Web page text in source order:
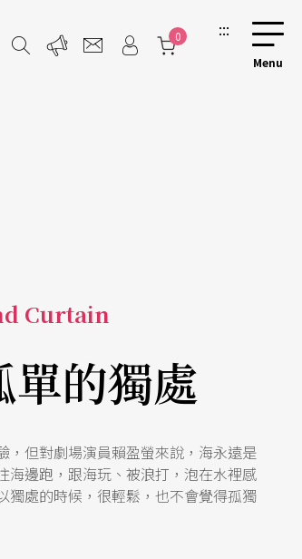
0 :::
Curtain
單的獨處
，但對劇場演員賴盈螢來說，海永遠是
海邊跑，跟海玩、被浪打，泡在水裡感
獨處的時候，很輕鬆，也不會覺得孤獨